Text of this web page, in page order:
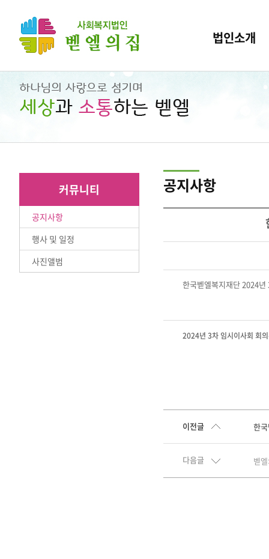
법인소개
커뮤니티
공지사항
행사 및 일정
사진앨범
공지사항
한국벧엘복지재단 2024
2024년 3차 임시이사회 회
이전글 한
다음글 벧